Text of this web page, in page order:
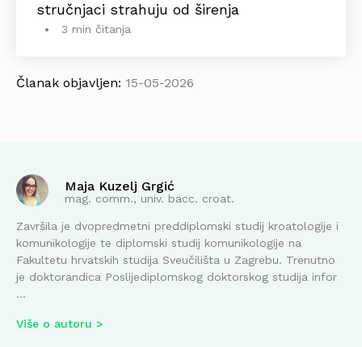
stručnjaci strahuju od širenja
3 min čitanja
Članak objavljen: 15-05-2026
Maja Kuzelj Grgić
mag. comm., univ. bacc. croat.
Završila je dvopredmetni preddiplomski studij kroatologije i
komunikologije te diplomski studij komunikologije na
Fakultetu hrvatskih studija Sveučilišta u Zagrebu. Trenutno
je doktorandica Poslijediplomskog doktorskog studija infor
...
Više o autoru